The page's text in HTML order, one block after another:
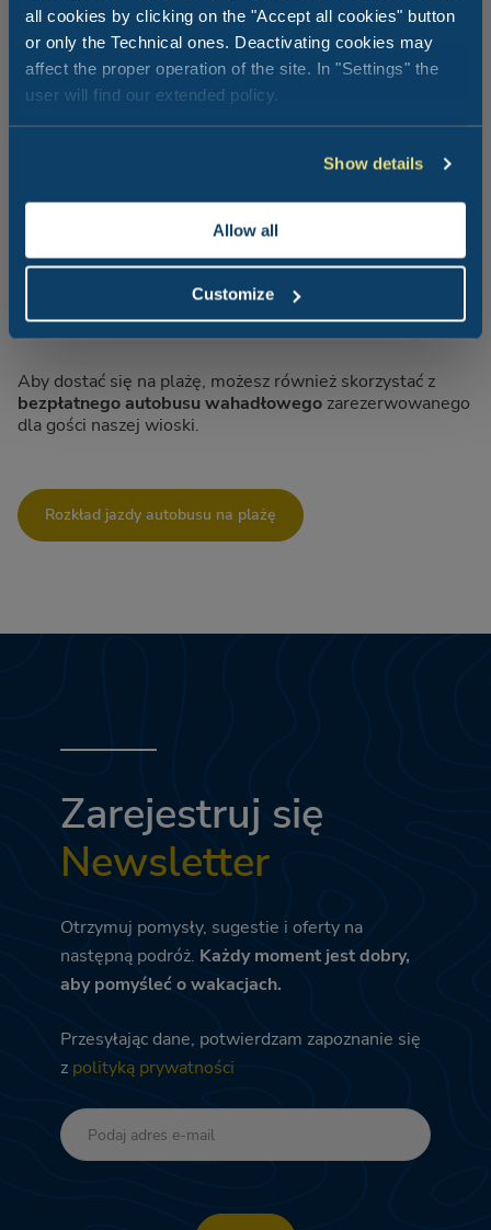
all cookies by clicking on the "Accept all cookies" button
or only the Technical ones. Deactivating cookies may
affect the proper operation of the site. In "Settings" the
user will find our extended policy.
Show details
Allow all
Customize
Bezpłatny autobus wahadłowy na
plażę
Aby dostać się na plażę, możesz również skorzystać z
bezpłatnego autobusu wahadłowego zarezerwowanego
dla gości naszej wioski.
Rozkład jazdy autobusu na plażę
Zarejestruj się
Newsletter
Otrzymuj pomysły, sugestie i oferty na
następną podróż. Każdy moment jest dobry,
aby pomyśleć o wakacjach.
Przesyłając dane, potwierdzam zapoznanie się
z polityką prywatności